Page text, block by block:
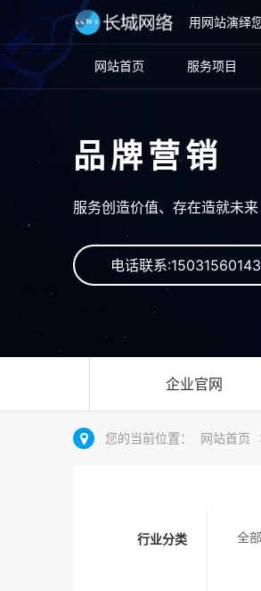
用网站演绎
网站首页 服务项目
品牌营销
服务创造价值、存在造就未来
电话联系:15031560143
企业官网
您的当前位置： 网站首页
行业分类 全部